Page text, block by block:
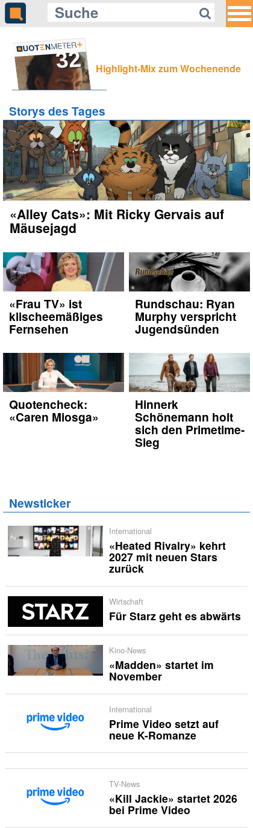
32 Highlight-Mix zum Wochenende
Storys des Tages
«Alley Cats»: Mit Ricky Gervais auf
Mäusejagd
«Frau TV» ist
klischeemäßiges
Fernsehen
Rundschau: Ryan
Murphy verspricht
Jugendsünden
Quotencheck:
«Caren Miosga»
Hinnerk
Schönemann holt
sich den Primetime-
Sieg
Newsticker
International
«Heated Rivalry» kehrt
2027 mit neuen Stars
zurück
Wirtschaft
Für Starz geht es abwärts
Kino-News
«Madden» startet im
November
International
Prime Video setzt auf
neue K-Romanze
TV-News
«Kill Jackie» startet 2026
bei Prime Video